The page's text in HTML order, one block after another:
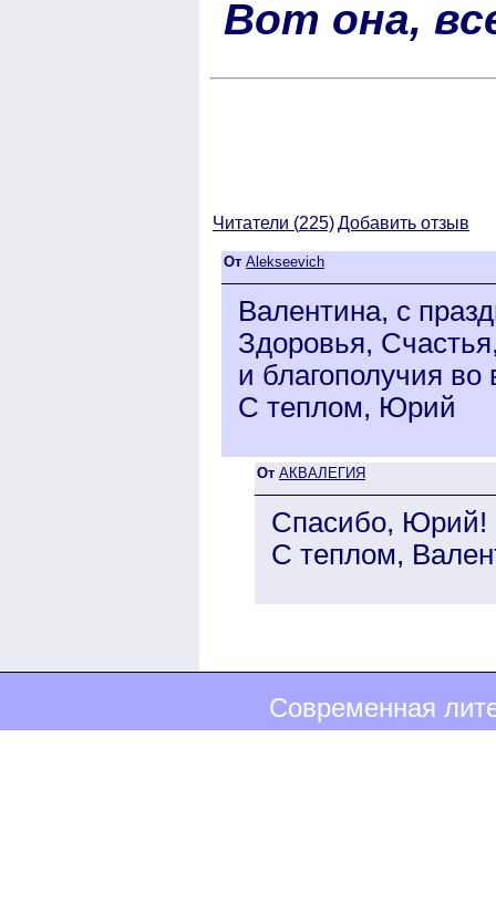
Вот она,
Читатели (225)Добавить отзыв
От Alekseevich
Валентина, с
Здоровья,
и благополучия во
С теплом, Юрий
От АКВАЛЕГИЯ
Спасибо, Юрий!
С теплом,
Современная